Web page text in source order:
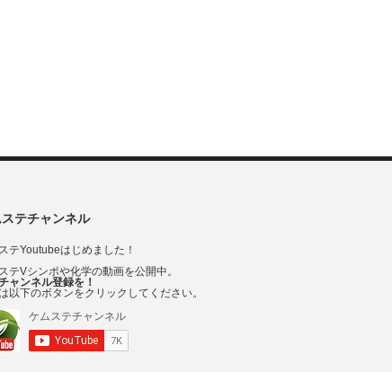
テチャンネル
テYoutubeはじめました！
テVシンポや化学の動画を公開中。
ャンネル登録を！
以下のボタンをクリックしてください。